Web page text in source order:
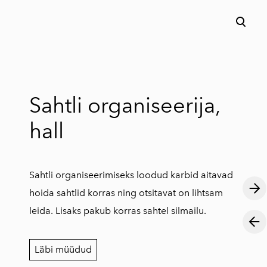
Sahtli organiseerija,
hall
Sahtli organiseerimiseks loodud karbid aitavad
hoida sahtlid korras ning otsitavat on lihtsam
leida. Lisaks pakub korras sahtel silmailu.
Läbi müüdud